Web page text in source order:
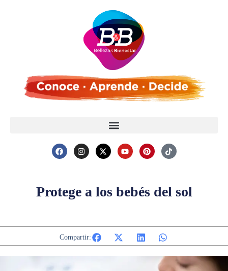
Protege a los bebés del sol
Compartir: